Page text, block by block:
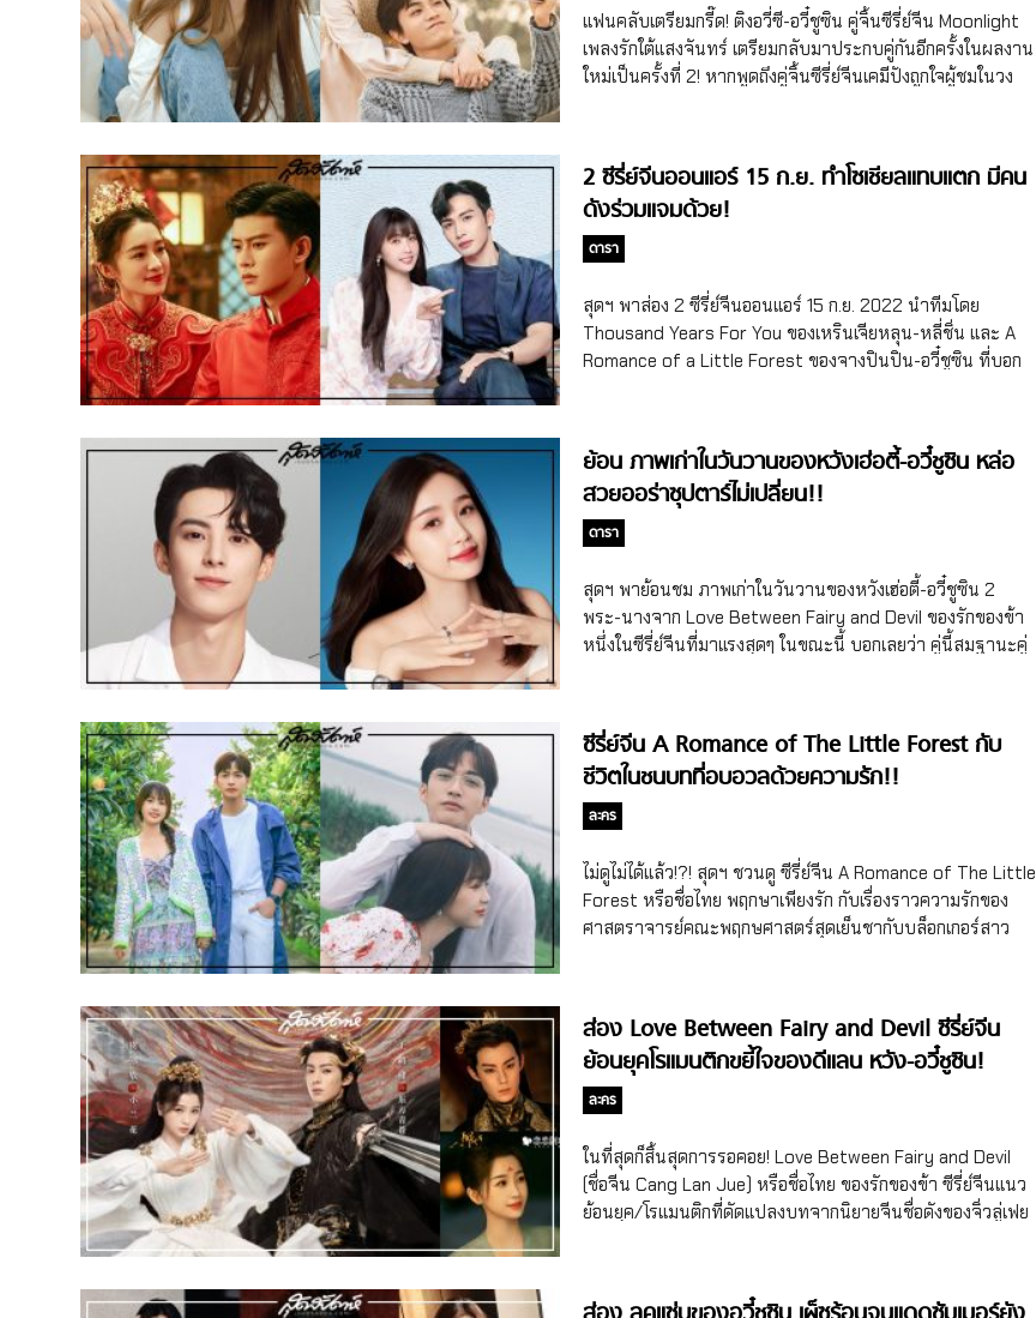
จากงานนี้ลอบเข้าไปในพระราชวังเพื่อตรวจสอบข้อมูล โดยไม่
คาดฝันองค์รัชทายาทจะต้องสืบทอดต่อกลับถูกนักฆ่าลอบ
สังหาร ทำให้กงจื่ออวี่ องค์ชายสี่กลายมาเป็นผู้สานต่อตำแหน่ง
ซานได้กลายเป็นเจ้าสาวขององค์ชายสี่ในที่สุด โดยอวิ๋นเว่ยซาน
เชื่อว่า เมื่อเธอได้กลายเป็นพระชายาแล้ว จะทำให้เธอภารกิจของ
เธอลุล่วง และนำมาซึ่งอิสรภาพในที่สุด แต่ใครจะไปคาดคิดสิ่งที่
เธออยู่กลับเป็นภารกิจที่เต็มไปด้วยอันตรายมากยิ่งขึ้นกว่าเดิม ซึ่ง
สิ่งเดียวที่เธอมองว่าสามารถหลอกใช้ได้คือ คนที่ดูเหมือนไม่มีวร
ยุทธ์และถูกบังคับให้มาเป็นผู้นำของวังแห่งนี้อย่างกงจื่ออวี่… เรื่อง
ราวความรักที่มาพร้อมกับการหลอกใช้จะบีบคั้นหัวใจคนดูขนาด
ไหน คู่พระ-นางที่มารับบทนี้ได้จางหลิงเฮ่อ (Zhang Linghe) นัก
แฟนคลับเตรียมกรี๊ด! ติงอวี่ซี-อวี๋ชูซิน คู่จิ้นซีรี่ย์จีน Moonlight
เพลงรักใต้แสงจันทร์ เตรียมกลับมาประกบคู่กันอีกครั้งในผลงาน
ใหม่เป็นครั้งที่ 2! หากพูดถึงคู่จิ้นซีรี่ย์จีนเคมีปังถูกใจผู้ชมในวง
เพลงรักใต้แสงจันทร์ ไปไม่ได้ โดยซีรี่ย์จีนเรื่องนี้ออกอากาศไปเมื่อ
ปี 2021 สร้างจากนิยายจีนชื่อดังในชื่อเรื่องเดียวกันของนักเขียน
ชิงเหม่ย (Qing Mei) ที่บอกเล่าเรื่องราวความรักของคู่พระ-นาง
บรรณาธิการและนักเขียน โจ้วชวน – ชูหลี่ ที่เริ่มแรกอาจจะไม่
ค่อยถูกชะตากันและมีปากมีเสียงกันบ้าง แต่หลังจากทั้งคู่ต้องมา
ร่วมงานทำหนังสือด้วยกัน จากคู่กัดก็ค่อยๆ เปลี่ยนเป็นคู่รักสุด
หวานในที่สุด สำหรับเรื่องย่อซีรี่ย์จีน Moonlight เพลงรักใต้
แสงจันทร์ เล่าถึงนางเอก ชูหลี่ ที่เพิ่งเรียนจบจากมหาวิทยาลัย
ใหญ่ที่สำนักพิมพ์ต้องเผชิญ ในฐานะบรรณาธิการหน้าใหม่
แม้ว่าชูหลี่จะตกใจกับสภาพความเป็นจริงที่อุตสาหกรรมการ
พิมพ์เผชิญอยู่ แต่เธอก็ยังยึดมั่นในแรงบันดาลใจที่เธอมีต่องานนี้
อย่างแน่วแน่ ด้วยการตั้งมั่น ยึดมั่นที่จะเป็นนักเขียนที่สร้างสรรค์
ผลิตหนังสือดีๆ ออกมา และเต็มใจยอมรับการเปลี่ยนแปลงที่อาจ
จะเกิดขึ้นกับสำนักพิมพ์หยวนเยว่ ความจริงใจและความทุ่มเท
ของชูหลี่ ทำให้เธอกลายเป็นบรรณาธิการน้องใหม่ที่ประสบ
ความสำเร็จและเป็นที่ยอมรับของผู้อื่นได้อย่างรวดเร็ว […]
2 ซีรี่ย์จีนออนแอร์ 15 ก.ย. ทำโซเชียลแทบแตก มีคน
ดังร่วมแจมด้วย!
ดารา
สุดฯ พาส่อง 2 ซีรี่ย์จีนออนแอร์ 15 ก.ย. 2022 นำทีมโดย
Thousand Years For You ของเหรินเจียหลุน-หลี่ชิ่น และ A
Romance of a Little Forest ของจางปินปิน-อวี๋ชูซิน ที่บอก
15 ก.ย. 2022 ประกาศศักดิ์ดาความปังกันแบบทำเอาจอลุกเป็น
ไฟ นั่นคือ Thousand Years For You หรือชื่อไทย รักข้าม
สหัสวรรษ ของเหรินเจีนหลุน (Ren Jialun หรือ Allen Ren) –
หลี่ชิ่น (Li Qin) และอีกเรื่อง A Romance of a […]
ย้อน ภาพเก่าในวันวานของหวังเฮ่อตี้-อวี๋ชูซิน หล่อ
สวยออร่าซุปตาร์ไม่เปลี่ยน!!
ดารา
สุดฯ พาย้อนชม ภาพเก่าในวันวานของหวังเฮ่อตี้-อวี๋ชูซิน 2
พระ-นางจาก Love Between Fairy and Devil ของรักของข้า
หนึ่งในซีรี่ย์จีนที่มาแรงสุดๆ ในขณะนี้ บอกเลยว่า คู่นี้สมฐานะคู่
สุดๆ ในปี 2022 สุดฯ เชื่อว่าคอซีรี่ย์จีนจะต้องนึกถึง Love
Between Fairy and Devil หรือชื่อไทย ของรักของข้า เป็นชื่อ
แรกๆ โดยซีรี่ย์เรื่องนี้ดัดแปลงบทจากนิยายจีนชื่อดังของจิ่วลู่เฟย
เซียง (Jiu Lu Fei Xiang) โดยบอกเล่าเรื่องราวของตงฟางชิงชาง
จอมมารที่หล่อที่สุดในสามโลกที่ภายนอกแม้จะดูเย็นชา
แข็งแกร่ง ไร้หัวใจ แต่อันที่จริงไม่มีใครรู้ว่า เขามีจุดอ่อนของหัวใจ
นั่นคือ นางฟ้าดอกไม้เสี่ยวหลานฮวา ซึ่งสถานะที่แตกต่างกัน
แบบสุดขั้วของทั้งคู่ทำให้พวกเขาโคจรมาเจอกันได้อย่างไรต้องไป
ซีรี่ย์จีน A Romance of The Little Forest กับ
ชีวิตในชนบทที่อบอวลด้วยความรัก!!
ละคร
ไม่ดูไม่ได้แล้ว!?! สุดฯ ชวนดู ซีรี่ย์จีน A Romance of The Little
Forest หรือชื่อไทย พฤกษาเพียงรัก กับเรื่องราวความรักของ
ศาสตราจารย์คณะพฤกษศาสตร์สุดเย็นชากับบล็อกเกอร์สาว
ตั้งตารอคอยท่วมท้นจริงๆ ค่า สำหรับ ซีรี่ย์จีน A Romance of
The Little Forest พฤกษาเพียงรัก ที่บอกเล่าเรื่องราวความรัก
ของอวี๋เหม่ยเหริน นางเอกที่แอบหลงรักชายในฝัน จวงอวี่ หนุ่ม
หัวกะทิไอคิว 200 มานานแสนนาน แต่อวี๋เหม่ยเหรินกลับถูกจวง
อวี่ปฏิเสธ ทำให้เธอเจ็บปวดและแค้นจวงอวี่มาก กระทั่งเวลา
ผ่านไป อวี๋เหม่ยเหรินได้รับทุนเรียนจบปริญญาเอก แต่ด้วยความ
ที่เธอไม่ชอบการทำงานกับความเครียดในสายงานทาง
วิทยาศาสตร์ อวี๋เหม่ยเหรินจึงผันตัวเองไปเป็นบล็อกเกอร์สาย
ส่อง Love Between Fairy and Devil ซีรี่ย์จีน
ย้อนยุคโรแมนติกขยี้ใจของดีแลน หวัง-อวี๋ชูซิน!
ละคร
ในที่สุดก็สิ้นสุดการรอคอย! Love Between Fairy and Devil
(ชื่อจีน Cang Lan Jue) หรือชื่อไทย ของรักของข้า ซีรี่ย์จีนแนว
ย้อนยุค/โรแมนติกที่ดัดแปลงบทจากนิยายจีนชื่อดังของจิ่วลู่เฟย
Between Fairy and Devil เป็นซีรี่ย์จีนแนวย้อนยุคหนึ่งเดียวใน